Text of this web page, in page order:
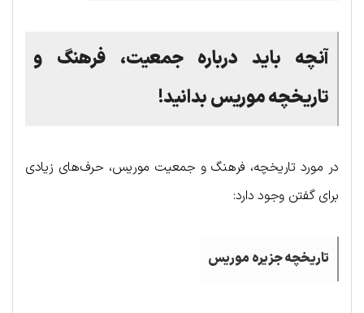
آنچه باید درباره جمعیت، فرهنگ و
تاریخچهموریسبدانید!
در مورد تاریخچه، فرهنگ و جمعیت موریس، حرف‌های زیادی
برای گفتن وجود دارد:
تاریخچهجزیره موریس